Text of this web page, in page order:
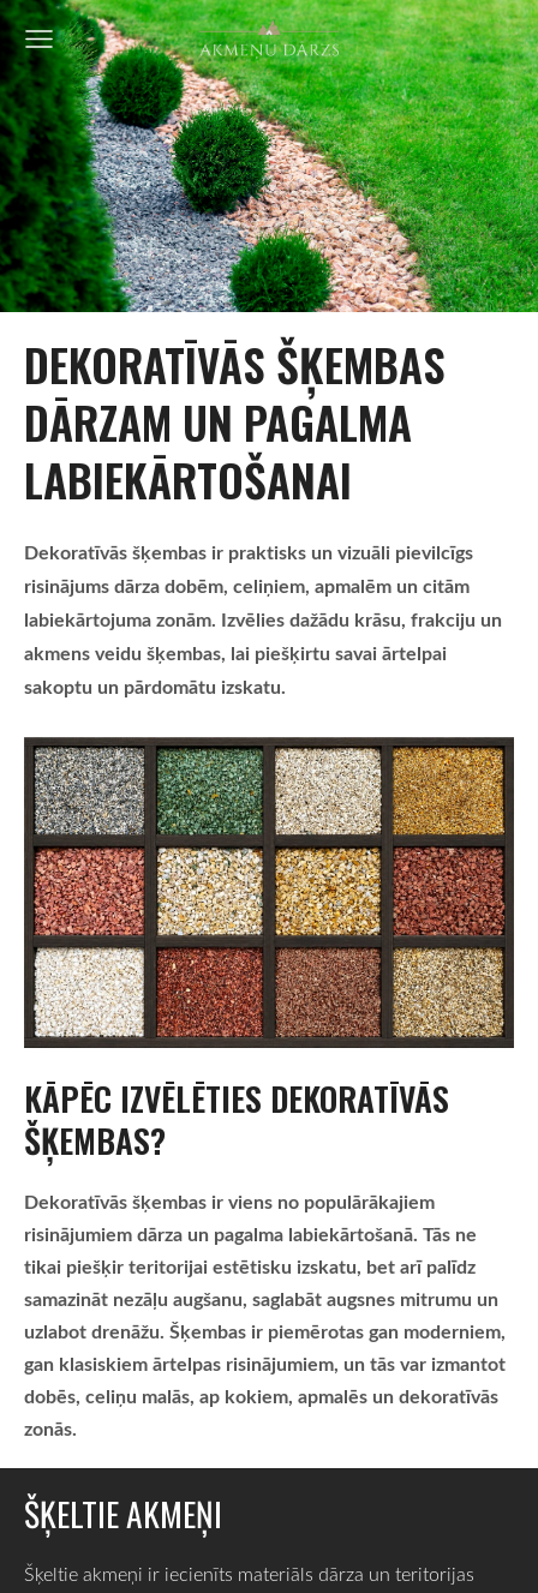
DEKORATĪVĀS ŠĶEMBAS
DĀRZAM UN PAGALMA
LABIEKĀRTOŠANAI
Dekoratīvās šķembas ir praktisks un vizuāli pievilcīgs
risinājums dārza dobēm, celiņiem, apmalēm un citām
labiekārtojuma zonām. Izvēlies dažādu krāsu, frakciju un
akmens veidu šķembas, lai piešķirtu savai ārtelpai
sakoptu un pārdomātu izskatu.
KĀPĒC IZVĒLĒTIES DEKORATĪVĀS
ŠĶEMBAS?
Dekoratīvās šķembas ir viens no populārākajiem
risinājumiem dārza un pagalma labiekārtošanā. Tās ne
tikai piešķir teritorijai estētisku izskatu, bet arī palīdz
samazināt nezāļu augšanu, saglabāt augsnes mitrumu un
uzlabot drenāžu. Šķembas ir piemērotas gan moderniem,
gan klasiskiem ārtelpas risinājumiem, un tās var izmantot
dobēs, celiņu malās, ap kokiem, apmalēs un dekoratīvās
zonās.
ŠĶELTIE AKMEŅI
Šķeltie akmeņi ir iecienīts materiāls dārza un teritorijas